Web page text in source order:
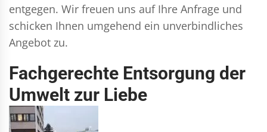
entgegen. Wir freuen uns auf Ihre Anfrage und
schicken Ihnen umgehend ein unverbindliches
Angebot zu.
Fachgerechte Entsorgung der
Umwelt zur Liebe